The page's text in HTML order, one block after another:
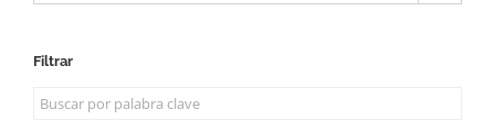
Filtrar